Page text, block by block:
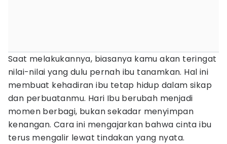
Saat melakukannya, biasanya kamu akan teringat
nilai-nilai yang dulu pernah ibu tanamkan. Hal ini
membuat kehadiran ibu tetap hidup dalam sikap
dan perbuatanmu. Hari Ibu berubah menjadi
momen berbagi, bukan sekadar menyimpan
kenangan. Cara ini mengajarkan bahwa cinta ibu
terus mengalir lewat tindakan yang nyata.